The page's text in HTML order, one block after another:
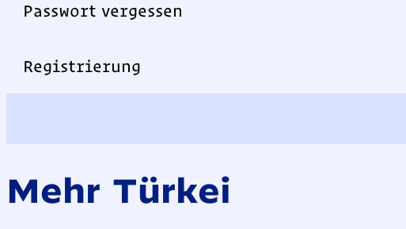
Passwort vergessen
Registrierung
Mehr Türkei